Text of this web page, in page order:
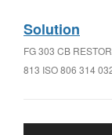
Solution
FG 303 CB
813 ISO 806 314